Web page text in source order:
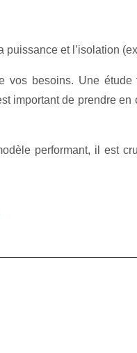
puissance et l’isolation
vos besoins. Une
important de prendre
performant, il est